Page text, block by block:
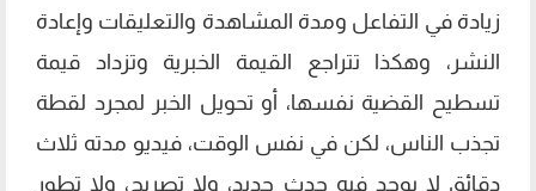
زيادة في التفاعل ومدة المشاهدة والتعليقات وإعادة
النشر، وهكذا تتراجع القيمة الخبرية وتزداد قيمة
تسطيح القضية نفسها، أو تحويل الخبر لمجرد لقطة
تجذب الناس، لكن في نفس الوقت، فيديو مدته ثلاث
دقائق لا يوجد فيه حدث جديد، ولا تصريح، ولا تطور